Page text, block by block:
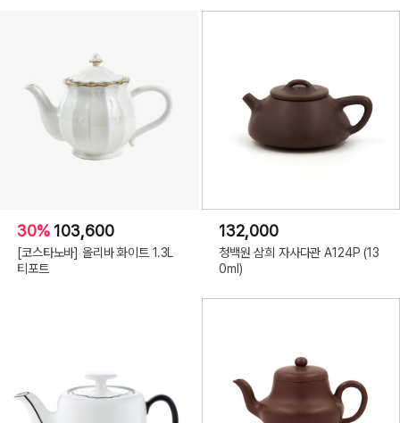
30% 103,600
[코스타노바] 올리바 화이트 1.3L
티포트
132,000
청백원 삼희 자사다관 A124P (13
0ml)